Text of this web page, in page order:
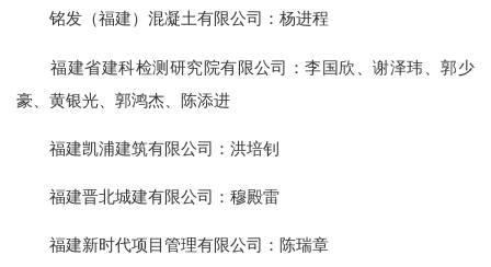
铭发（福建）混凝土有限公司：杨进程
福建省建科检测研究院有限公司：李国欣、谢泽玮、郭少
豪、黄银光、郭鸿杰、陈添进
福建凯浦建筑有限公司：洪培钊
福建晋北城建有限公司：穆殿雷
福建新时代项目管理有限公司：陈瑞章